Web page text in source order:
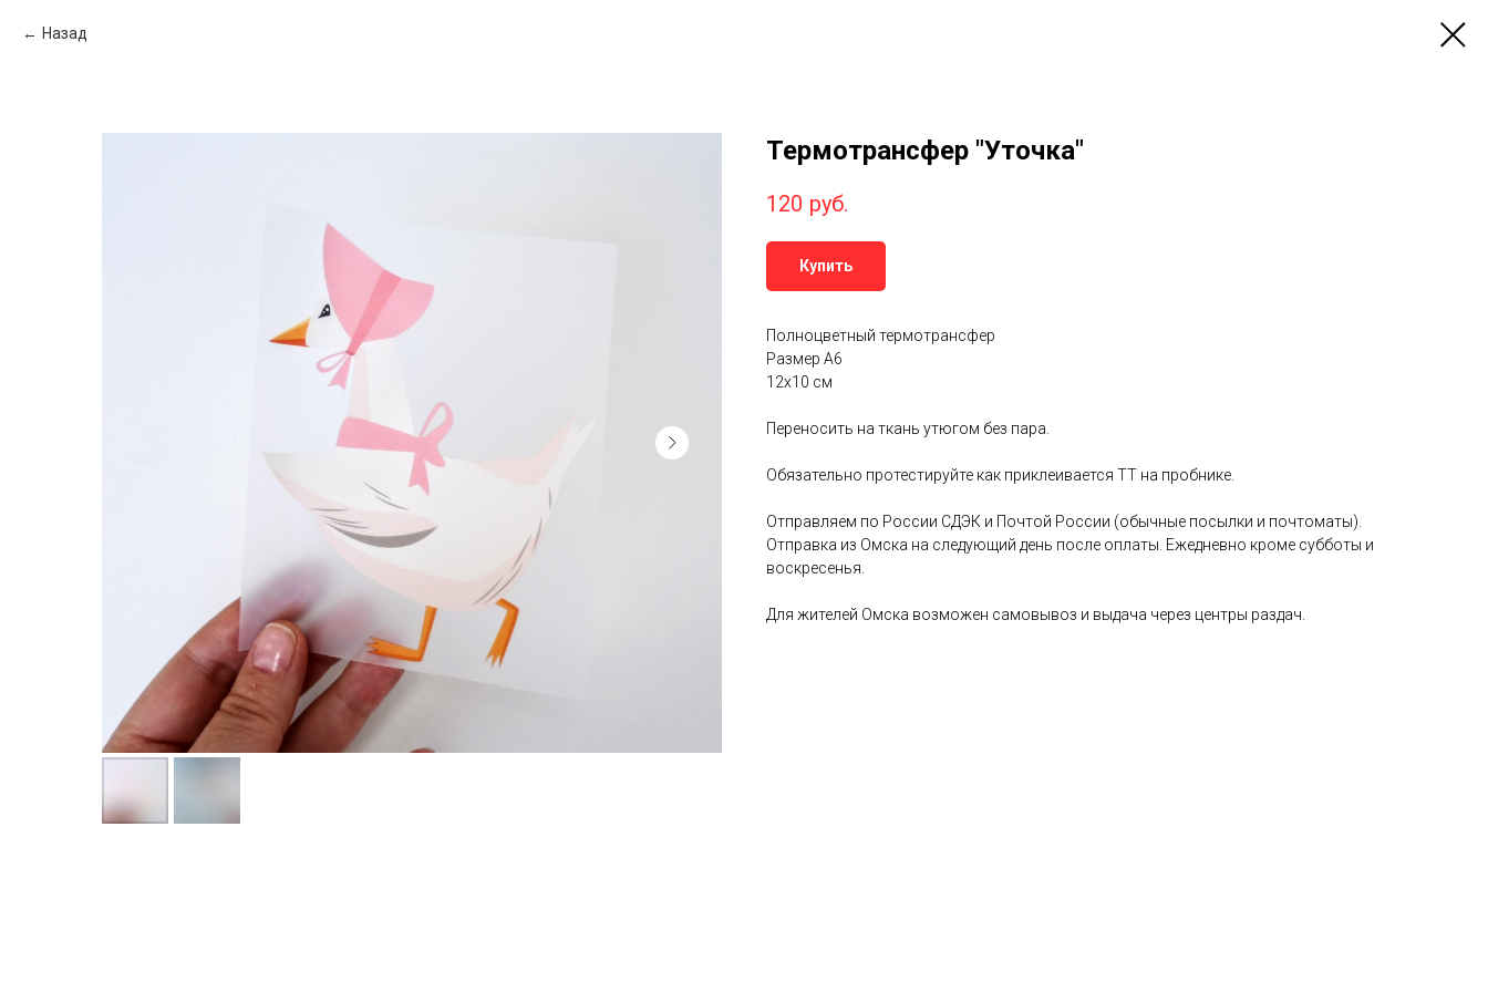
Назад
Термотрансфер "Уточка"
120 руб.
Купить
Полноцветный термотрансфер
Размер А6
12х10 см
Переносить на ткань утюгом без пара.
Обязательно протестируйте как приклеивается ТТ на пробнике.
Отправляем по России СДЭК и Почтой России (обычные посылки и почтоматы).
Отправка из Омска на следующий день после оплаты. Ежедневно кроме субботы и
воскресенья.
Для жителей Омска возможен самовывоз и выдача через центры раздач.